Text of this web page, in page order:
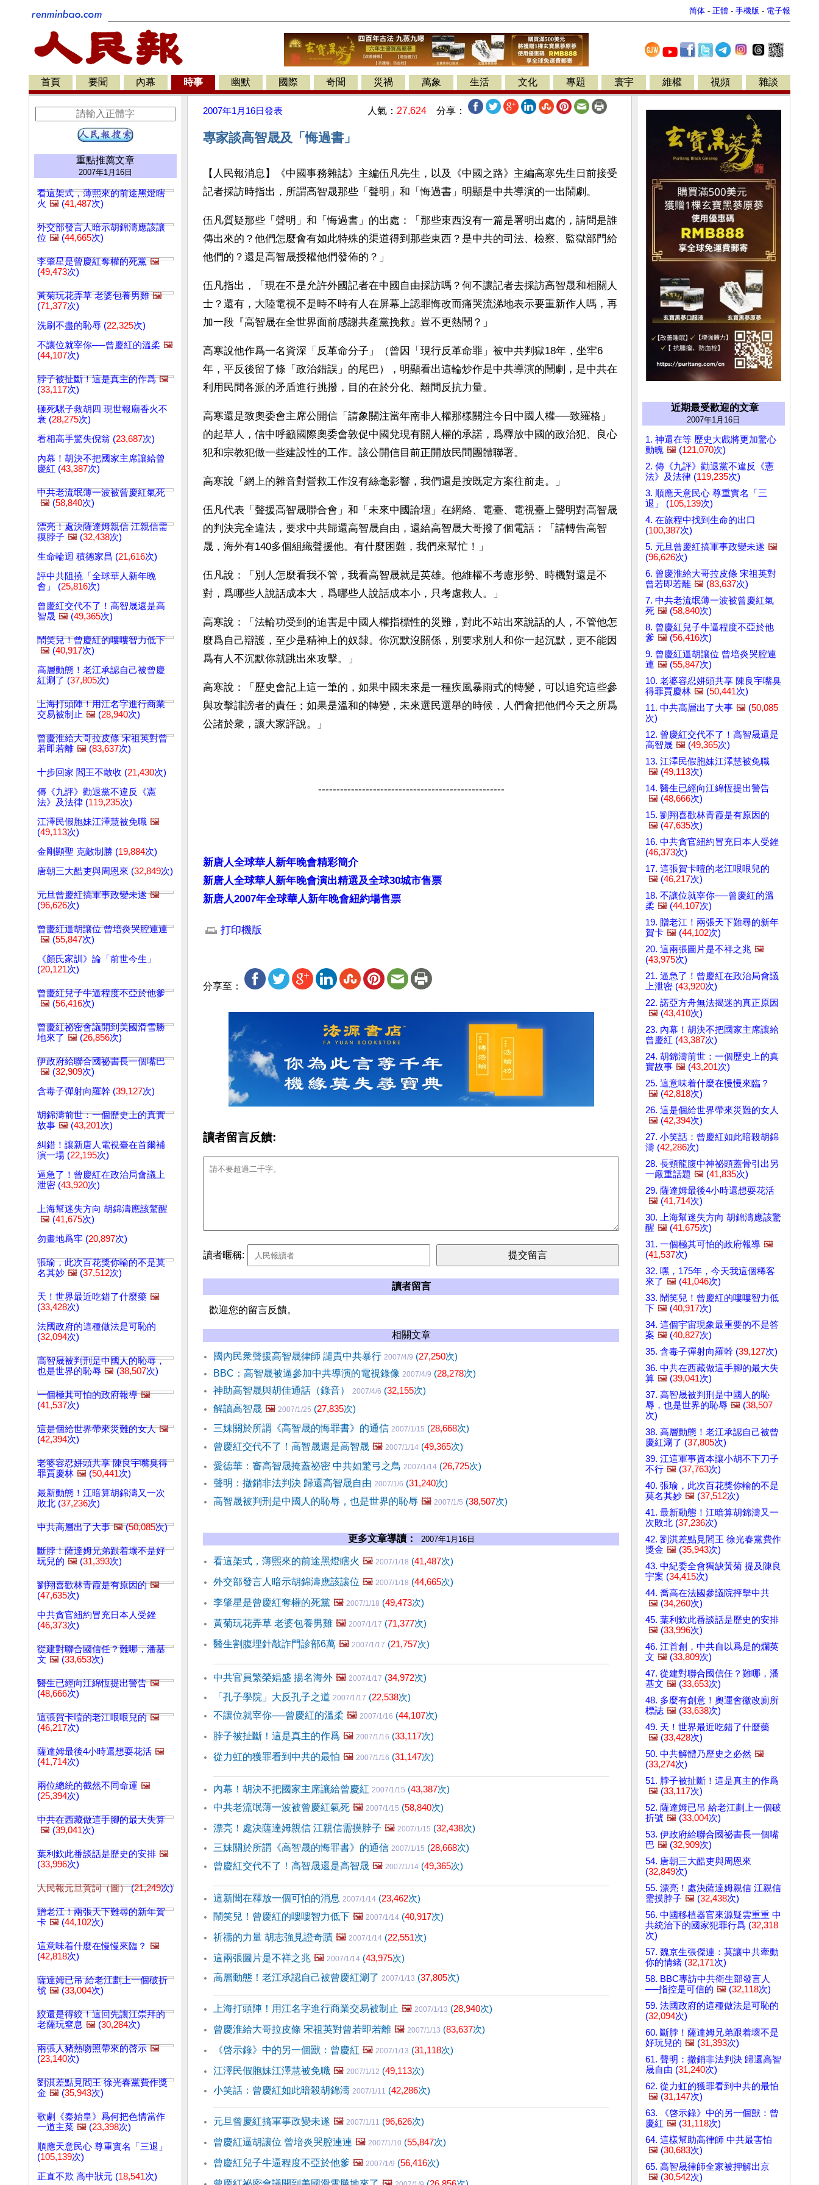
简体 - 正體 - 手機版 - 電子報
首頁 要聞 內幕 時事 幽默 國際 奇聞 災禍 萬象 生活 文化 專題 寰宇 維權 視頻 雜談
重點推薦文章
2007年1月16日
看這架式，薄熙來的前途黑燈瞎
火 🖼️ (41,487次)
外交部發言人暗示胡錦濤應該讓
位 🖼️ (44,665次)
李肇星是曾慶紅奪權的死黨 🖼️
(49,473次)
黃菊玩花弄草 老婆包養男雞 🖼️
(71,377次)
洗刷不盡的恥辱 (22,325次)
不讓位就宰你──曾慶紅的溫柔 🖼️
(44,107次)
脖子被扯斷！這是真主的作爲 🖼️
(33,117次)
砸死騾子救胡四 現世報廟香火不
衰 (28,275次)
看相高手驚失倪翁 (23,687次)
內幕！胡決不把國家主席讓給曾
慶紅 (43,387次)
中共老流氓薄一波被曾慶紅氣死
🖼️ (58,840次)
漂亮！處決薩達姆親信 江親信需
摸脖子 🖼️ (32,438次)
生命輪迴 積德家昌 (21,616次)
評中共阻撓「全球華人新年晚
會」 (25,816次)
曾慶紅交代不了！高智晟還是高
智晟 🖼️ (49,365次)
鬧笑兒！曾慶紅的嘍嘍智力低下
🖼️ (40,917次)
高層動態！老江承認自己被曾慶
紅涮了 (37,805次)
上海打頭陣！用江名字進行商業
交易被制止 🖼️ (28,940次)
曾慶淮給大哥拉皮條 宋祖英對曾
若即若離 🖼️ (83,637次)
十步回家 閻王不敢收 (21,430次)
傳《九評》勸退黨不違反《憲
法》及法律 (119,235次)
江澤民假胞妹江澤慧被免職 🖼️
(49,113次)
金剛顯聖 克敵制勝 (19,884次)
唐朝三大酷吏與周恩來 (32,849次)
元旦曾慶紅搞軍事政變未遂 🖼️
(96,626次)
曾慶紅逼胡讓位 曾培炎哭腔連連
🖼️ (55,847次)
《顏氏家訓》論「前世今生」
(20,121次)
曾慶紅兒子牛逼程度不亞於他爹
🖼️ (56,416次)
曾慶紅祕密會議開到美國滑雪勝
地來了 🖼️ (26,856次)
伊政府給聯合國祕書長一個嘴巴
🖼️ (32,909次)
含毒子彈射向羅幹 (39,127次)
胡錦濤前世：一個歷史上的真實
故事 🖼️ (43,201次)
糾錯！讓新唐人電視臺在首爾補
演一場 (22,195次)
逼急了！曾慶紅在政治局會議上
泄密 (43,920次)
上海幫迷失方向 胡錦濤應該驚醒
🖼️ (41,675次)
勿畫地爲牢 (20,897次)
張瑜，此次百花獎你輸的不是莫
名其妙 🖼️ (37,512次)
天！世界最近吃錯了什麼藥 🖼️
(33,428次)
法國政府的這種做法是可恥的
(32,094次)
高智晟被判刑是中國人的恥辱，
也是世界的恥辱 🖼️ (38,507次)
一個極其可怕的政府報導 🖼️
(41,537次)
這是個給世界帶來災難的女人 🖼️
(42,394次)
老婆容忍姘頭共享 陳良宇嘴臭得
罪賈慶林 🖼️ (50,441次)
最新動態！江暗算胡錦濤又一次
敗北 (37,236次)
中共高層出了大事 🖼️(50,085次)
斷脖！薩達姆兄弟跟着壞不是好
玩兒的 🖼️ (31,393次)
劉翔喜歡林青霞是有原因的 🖼️
(47,635次)
中共貪官紐約冒充日本人受銼
(46,373次)
從建對聯合國信任？難哪，潘基
文 🖼️ (33,653次)
醫生已經向江綿恆提出警告 🖼️
(48,666次)
這張賀卡噎的老江哏哏兒的 🖼️
(46,217次)
薩達姆最後4小時還想耍花活 🖼️
(41,714次)
兩位總統的截然不同命運 🖼️
(25,394次)
中共在西藏做這手腳的最大失算
🖼️ (39,041次)
葉利欽此番談話是歷史的安排 🖼️
(33,996次)
人民報元旦賀詞（圖）(21,249次)
贈老江！兩張天下難尋的新年賀
卡 🖼️ (44,102次)
這意味着什麼在慢慢來臨？ 🖼️
(42,818次)
薩達姆已吊 給老江劃上一個破折
號 🖼️ (33,004次)
絞還是得絞！這回先讓江崇拜的
老薩玩窒息 🖼️ (30,284次)
兩張人豬熱吻照帶來的啓示 🖼️
(23,140次)
劉淇差點見閻王 徐光春黨費作獎
金 🖼️ (35,943次)
歌劇《秦始皇》爲何把色情當作
一道主菜 🖼️ (23,398次)
順應天意民心 尊重實名「三退」
(105,139次)
正直不欺 高中狀元 (18,541次)
2007年1月16日發表 人氣： 27,624 分享：
專家談高智晟及「悔過書」
【人民報消息】《中國事務雜誌》主編伍凡先生，以及《中國之路》主編高寒先生日前接受
記者採訪時指出，所謂高智晟那些「聲明」和「悔過書」明顯是中共導演的一出鬧劇。
伍凡質疑那些「聲明」和「悔過書」的出處：「那些東西沒有一篇是署明出處的，請問是誰
傳出來的？他們怎麼會有如此特殊的渠道得到那些東西？是中共的司法、檢察、監獄部門給
他們的？還是高智晟授權他們發佈的？」
伍凡指出，「現在不是允許外國記者在中國自由採訪嗎？何不讓記者去採訪高智晟和相關人
士？還有，大陸電視不是時不時有人在屏幕上認罪悔改而痛哭流涕地表示要重新作人嗎，再
加一段『高智晟在全世界面前感謝共產黨挽救』豈不更熱鬧？」
高寒說他作爲一名資深「反革命分子」（曾因「現行反革命罪」被中共判獄18年，坐牢6
年，平反後留了條「政治錯誤」的尾巴），明顯看出這輪炒作是中共導演的鬧劇，是中共在
利用民間各派的矛盾進行挑撥，目的在於分化、離間反抗力量。
高寒還是致奧委會主席公開信「請象關注當年南非人權那樣關注今日中國人權──致羅格」
的起草人，信中呼籲國際奧委會敦促中國兌現有關人權的承諾，爲釋放中國的政治犯、良心
犯和宗教犯做一些建設性的工作。該公開信目前正開放民間團體聯署。
高寒說「網上的雜音對營救工作沒有絲毫影響，我們還是按既定方案往前走。」
伍凡代表「聲援高智晟聯合會」和「未來中國論壇」在網絡、電臺、電視臺上聲明對高智晟
的判決完全違法，要求中共歸還高智晟自由，還給高智晟大哥撥了個電話：「請轉告高智
晟，海外有140多個組織聲援他。有什麼困難，我們來幫忙！」
伍凡說：「別人怎麼看我不管，我看高智晟就是英雄。他維權不考慮形勢、時機對還是不
對，爲哪些人說話成本大，爲哪些人說話成本小，只考慮救人。」
高寒說：「法輪功受到的迫害是中國人權指標性的災難，對此不站出來說話的人，不管他怎
麼爲自己辯護，至少是精神上的奴隸。你沉默沒關係，別要求別人和你一起沉默，更不能因
爲有人不沉默你就跳出來攻擊。」
高寒說：「歷史會記上這一筆的，如果中國未來是一種疾風暴雨式的轉變，可以追究這些參
與攻擊誹謗者的責任；如果是溫和的轉變，未來選民選舉的時候，人們會把他們今天之所爲
公諸於衆，讓大家評說。」
---------------------------------------------------
新唐人全球華人新年晚會精彩簡介
新唐人全球華人新年晚會演出精選及全球30城市售票
新唐人2007年全球華人新年晚會紐約場售票
打印機版
分享至：
讀者留言反饋:
讀者暱稱:
讀者留言
歡迎您的留言反饋。
相關文章
國內民衆聲援高智晟律師 譴責中共暴行 2007/4/9 (27,250次)
BBC：高智晟被逼參加中共導演的電視錄像 2007/4/9 (28,278次)
神助高智晟與胡佳通話（錄音）
2007/4/6 (32,155次)
解讀高智晟 🖼️ 2007/1/25 (27,835次)
三妹關於所謂《高智晟的悔罪書》的通信 2007/1/15 (28,668次)
曾慶紅交代不了！高智晟還是高智晟 🖼️ 2007/1/14 (49,365次)
愛德華：審高智晟掩蓋祕密 中共如驚弓之鳥 2007/1/14 (26,725次)
聲明：撤銷非法判決 歸還高智晟自由 2007/1/6 (31,240次)
高智晟被判刑是中國人的恥辱，也是世界的恥辱 🖼️ 2007/1/5 (38,507次)
更多文章導讀： 2007年1月16日
看這架式，薄熙來的前途黑燈瞎火 🖼️ 2007/1/18 (41,487次)
外交部發言人暗示胡錦濤應該讓位 🖼️ 2007/1/18 (44,665次)
李肇星是曾慶紅奪權的死黨 🖼️ 2007/1/18 (49,473次)
黃菊玩花弄草 老婆包養男雞 🖼️ 2007/1/17 (71,377次)
醫生割腹埋針敲詐門診部6萬 🖼️ 2007/1/17 (21,757次)
中共官員繁榮娼盛 揚名海外 🖼️ 2007/1/17 (34,972次)
「孔子學院」大反孔子之道 2007/1/17 (22,538次)
不讓位就宰你──曾慶紅的溫柔 🖼️ 2007/1/16 (44,107次)
脖子被扯斷！這是真主的作爲 🖼️ 2007/1/16 (33,117次)
從力虹的獲罪看到中共的最怕 🖼️ 2007/1/16 (31,147次)
內幕！胡決不把國家主席讓給曾慶紅 2007/1/15 (43,387次)
中共老流氓薄一波被曾慶紅氣死 🖼️ 2007/1/15 (58,840次)
漂亮！處決薩達姆親信 江親信需摸脖子 🖼️ 2007/1/15 (32,438次)
三妹關於所謂《高智晟的悔罪書》的通信 2007/1/15 (28,668次)
曾慶紅交代不了！高智晟還是高智晟 🖼️ 2007/1/14 (49,365次)
這新聞在釋放一個可怕的消息 2007/1/14 (23,462次)
鬧笑兒！曾慶紅的嘍嘍智力低下 🖼️ 2007/1/14 (40,917次)
祈禱的力量 胡志強見證奇蹟 🖼️ 2007/1/14 (22,551次)
這兩張圖片是不祥之兆 🖼️ 2007/1/14 (43,975次)
高層動態！老江承認自己被曾慶紅涮了 2007/1/13 (37,805次)
上海打頭陣！用江名字進行商業交易被制止 🖼️ 2007/1/13 (28,940次)
曾慶淮給大哥拉皮條 宋祖英對曾若即若離 🖼️ 2007/1/13 (83,637次)
《啓示錄》中的另一個獸：曾慶紅 🖼️ 2007/1/13 (31,118次)
江澤民假胞妹江澤慧被免職 🖼️ 2007/1/12 (49,113次)
小笑話：曾慶紅如此暗殺胡錦濤 2007/1/11 (42,286次)
元旦曾慶紅搞軍事政變未遂 🖼️ 2007/1/11 (96,626次)
曾慶紅逼胡讓位 曾培炎哭腔連連 🖼️ 2007/1/10 (55,847次)
曾慶紅兒子牛逼程度不亞於他爹 🖼️ 2007/1/9 (56,416次)
近期最受歡迎的文章
2007年1月16日
1. 神還在等 歷史大戲將更加驚心
動魄 🖼️ (121,070次)
2. 傳《九評》勸退黨不違反《憲
法》及法律 (119,235次)
3. 順應天意民心 尊重實名「三
退」 (105,139次)
4. 在旅程中找到生命的出口
(100,387次)
5. 元旦曾慶紅搞軍事政變未遂 🖼️
(96,626次)
6. 曾慶淮給大哥拉皮條 宋祖英對
曾若即若離 🖼️ (83,637次)
7. 中共老流氓薄一波被曾慶紅氣
死 🖼️ (58,840次)
8. 曾慶紅兒子牛逼程度不亞於他
爹 🖼️ (56,416次)
9. 曾慶紅逼胡讓位 曾培炎哭腔連
連 🖼️ (55,847次)
10. 老婆容忍姘頭共享 陳良宇嘴臭
得罪賈慶林 🖼️ (50,441次)
11. 中共高層出了大事 🖼️ (50,085
次)
12. 曾慶紅交代不了！高智晟還是
高智晟 🖼️ (49,365次)
13. 江澤民假胞妹江澤慧被免職
🖼️ (49,113次)
14. 醫生已經向江綿恆提出警告
🖼️ (48,666次)
15. 劉翔喜歡林青霞是有原因的
🖼️ (47,635次)
16. 中共貪官紐約冒充日本人受銼
(46,373次)
17. 這張賀卡噎的老江哏哏兒的
🖼️ (46,217次)
18. 不讓位就宰你──曾慶紅的溫
柔 🖼️ (44,107次)
19. 贈老江！兩張天下難尋的新年
賀卡 🖼️ (44,102次)
20. 這兩張圖片是不祥之兆 🖼️
(43,975次)
21. 逼急了！曾慶紅在政治局會議
上泄密 (43,920次)
22. 諾亞方舟無法揭迷的真正原因
🖼️ (43,410次)
23. 內幕！胡決不把國家主席讓給
曾慶紅 (43,387次)
24. 胡錦濤前世：一個歷史上的真
實故事 🖼️ (43,201次)
25. 這意味着什麼在慢慢來臨？
🖼️ (42,818次)
26. 這是個給世界帶來災難的女人
🖼️ (42,394次)
27. 小笑話：曾慶紅如此暗殺胡錦
濤 (42,286次)
28. 長頸龍腹中神祕頭蓋骨引出另
一嚴重話題 🖼️ (41,835次)
29. 薩達姆最後4小時還想耍花活
🖼️ (41,714次)
30. 上海幫迷失方向 胡錦濤應該驚
醒 🖼️ (41,675次)
31. 一個極其可怕的政府報導 🖼️
(41,537次)
32. 嘿，175年，今天我這個稀客
來了 🖼️ (41,046次)
33. 鬧笑兒！曾慶紅的嘍嘍智力低
下 🖼️ (40,917次)
34. 這個宇宙現象最重要的不是答
案 🖼️ (40,827次)
35. 含毒子彈射向羅幹 (39,127次)
36. 中共在西藏做這手腳的最大失
算 🖼️ (39,041次)
37. 高智晟被判刑是中國人的恥
辱，也是世界的恥辱 🖼️ (38,507
次)
38. 高層動態！老江承認自己被曾
慶紅涮了 (37,805次)
39. 江這軍事資本讓小胡不下刀子
不行 🖼️ (37,763次)
40. 張瑜，此次百花獎你輸的不是
莫名其妙 🖼️ (37,512次)
41. 最新動態！江暗算胡錦濤又一
次敗北 (37,236次)
42. 劉淇差點見閻王 徐光春黨費作
獎金 🖼️ (35,943次)
43. 中紀委全會獨缺黃菊 提及陳良
宇案 (34,415次)
44. 喬高在法國參議院抨擊中共
🖼️ (34,260次)
45. 葉利欽此番談話是歷史的安排
🖼️ (33,996次)
46. 江首創，中共自以爲是的爛英
文 🖼️ (33,809次)
47. 從建對聯合國信任？難哪，潘
基文 🖼️ (33,653次)
48. 多麼有創意！奧運會徽改廁所
標誌 🖼️ (33,638次)
49. 天！世界最近吃錯了什麼藥
🖼️ (33,428次)
50. 中共解體乃歷史之必然 🖼️
(33,274次)
51. 脖子被扯斷！這是真主的作爲
🖼️ (33,117次)
52. 薩達姆已吊 給老江劃上一個破
折號 🖼️ (33,004次)
53. 伊政府給聯合國祕書長一個嘴
巴 🖼️ (32,909次)
54. 唐朝三大酷吏與周恩來
(32,849次)
55. 漂亮！處決薩達姆親信 江親信
需摸脖子 🖼️ (32,438次)
56. 中國移植器官來源疑雲重重 中
共統治下的國家犯罪行爲 (32,318
次)
57. 魏京生張傑連：莫讓中共牽動
你的情緒 (32,171次)
58. BBC專訪中共衛生部發言人
──指控是可信的 🖼️ (32,118次)
59. 法國政府的這種做法是可恥的
(32,094次)
60. 斷脖！薩達姆兄弟跟着壞不是
好玩兒的 🖼️ (31,393次)
61. 聲明：撤銷非法判決 歸還高智
晟自由 (31,240次)
62. 從力虹的獲罪看到中共的最怕
🖼️ (31,147次)
63. 《啓示錄》中的另一個獸：曾
慶紅 🖼️ (31,118次)
64. 這樣幫助高律師 中共最害怕
🖼️ (30,683次)
65. 高智晟律師全家被押解出京
🖼️ (30,542次)